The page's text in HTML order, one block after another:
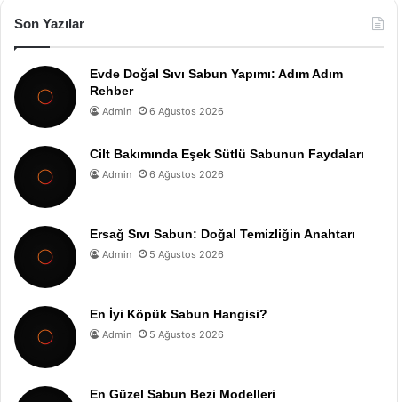
Son Yazılar
Evde Doğal Sıvı Sabun Yapımı: Adım Adım
Rehber
Admin 6 Ağustos 2026
Cilt Bakımında Eşek Sütlü Sabunun Faydaları
Admin 6 Ağustos 2026
Ersağ Sıvı Sabun: Doğal Temizliğin Anahtarı
Admin 5 Ağustos 2026
En İyi Köpük Sabun Hangisi?
Admin 5 Ağustos 2026
En Güzel Sabun Bezi Modelleri